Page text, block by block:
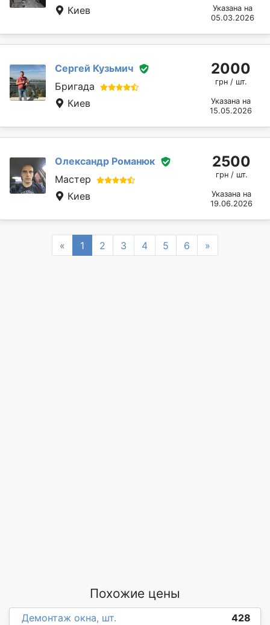
Киев
Указана на
05.03.2026
Сергей Кузьмич
Бригада
Киев
2000
грн / шт.
Указана на
15.05.2026
Олександр Романюк
Мастер
Киев
2500
грн / шт.
Указана на
19.06.2026
« Previous
1 2 3 4 5 6 »
Похожие цены
Демонтаж окна, шт. 428